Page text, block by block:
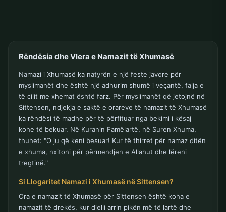
Rëndësia dhe Vlera e Namazit të Xhumasë
Namazi i Xhumasë ka natyrën e një feste javore për
myslimanët dhe është një adhurim shumë i veçantë, falja e
të cilit me xhemat është farz. Për myslimanët që jetojnë në
Sittensen, ndjekja e saktë e orareve të namazit të Xhumasë
ka rëndësi të madhe për të përfituar nga bekimi i kësaj
kohe të bekuar. Në Kuranin Famëlartë, në Suren Xhuma,
thuhet: "O ju që keni besuar! Kur të thirret për namaz ditën
e xhuma, nxitoni për përmendjen e Allahut dhe lëreni
tregtinë."
Si Llogaritet Namazi i Xhumasë në Sittensen?
Ora e namazit të Xhumasë për Sittensen është koha e
namazit të drekës, kur dielli arrin pikën më të lartë dhe